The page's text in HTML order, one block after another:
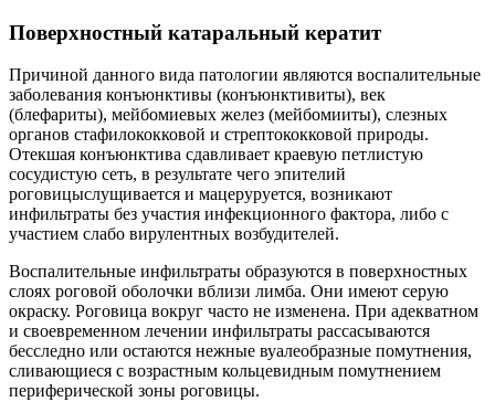
Поверхностный катаральный кератит
Причиной данного вида патологии являются воспалительные
заболевания конъюнктивы (конъюнктивиты), век
(блефариты), мейбомиевых желез (мейбомииты), слезных
органов стафилококковой и стрептококковой природы.
Отекшая конъюнктива сдавливает краевую петлистую
сосудистую сеть, в результате чего эпителий
роговицыслущивается и мацеруруется, возникают
инфильтраты без участия инфекционного фактора, либо с
участием слабо вирулентных возбудителей.
Воспалительные инфильтраты образуются в поверхностных
слоях роговой оболочки вблизи лимба. Они имеют серую
окраску. Роговица вокруг часто не изменена. При адекватном
и своевременном лечении инфильтраты рассасываются
бесследно или остаются нежные вуалеобразные помутнения,
сливающиеся с возрастным кольцевидным помутнением
периферической зоны роговицы.